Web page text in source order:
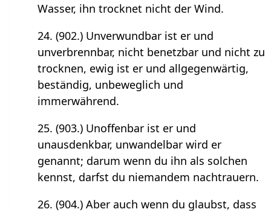
Wasser, ihn trocknet nicht der Wind.
24. (902.) Unverwundbar ist er und
unverbrennbar, nicht benetzbar und nicht zu
trocknen, ewig ist er und allgegenwärtig,
beständig, unbeweglich und
immerwährend.
25. (903.) Unoffenbar ist er und
unausdenkbar, unwandelbar wird er
genannt; darum wenn du ihn als solchen
kennst, darfst du niemandem nachtrauern.
26. (904.) Aber auch wenn du glaubst, dass